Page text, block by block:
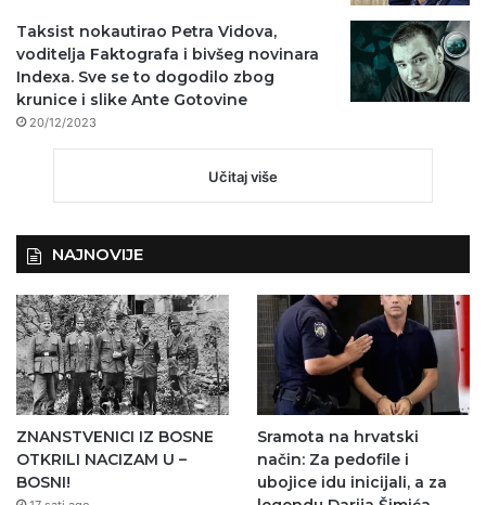
Taksist nokautirao Petra Vidova,
voditelja Faktografa i bivšeg novinara
Indexa. Sve se to dogodilo zbog
krunice i slike Ante Gotovine
20/12/2023
Učitaj više
NAJNOVIJE
ZNANSTVENICI IZ BOSNE
OTKRILI NACIZAM U –
BOSNI!
Sramota na hrvatski
način: Za pedofile i
ubojice idu inicijali, a za